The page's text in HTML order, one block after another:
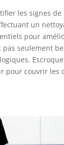
les signes
un
pour
pas seulement
pour couvrir les